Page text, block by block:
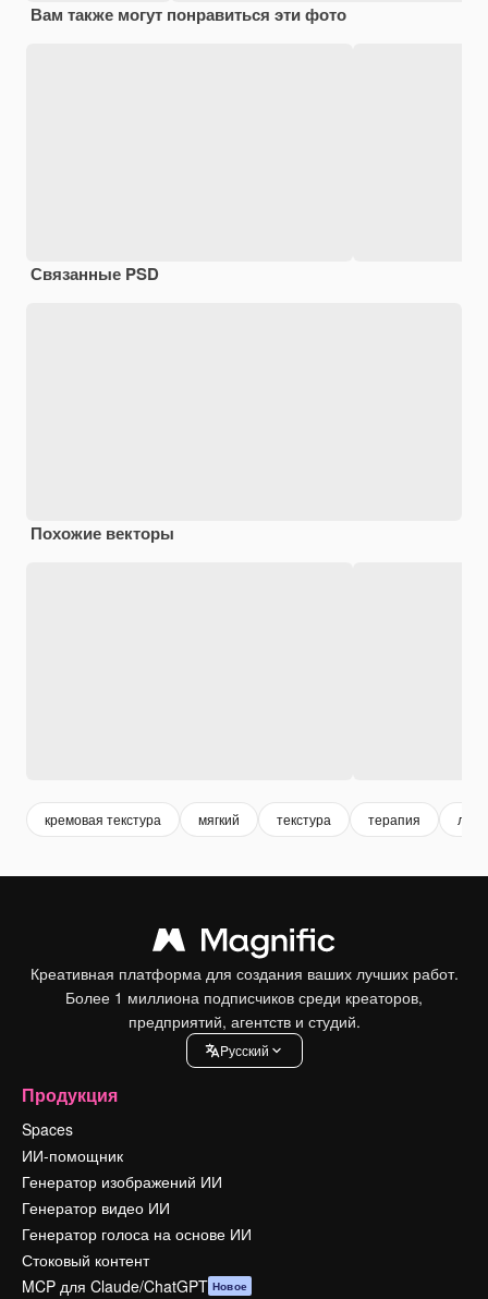
Вам также могут понравиться эти фото
Связанные PSD
Похожие векторы
кремовая текстура мягкий текстура терапия
Креативная платформа для создания ваших лучших работ.
Более 1 миллиона подписчиков среди креаторов,
предприятий, агентств и студий.
Pусский
Продукция
Spaces
ИИ-помощник
Генератор изображений ИИ
Генератор видео ИИ
Генератор голоса на основе ИИ
Стоковый контент
MCP для Claude/ChatGPT Новое